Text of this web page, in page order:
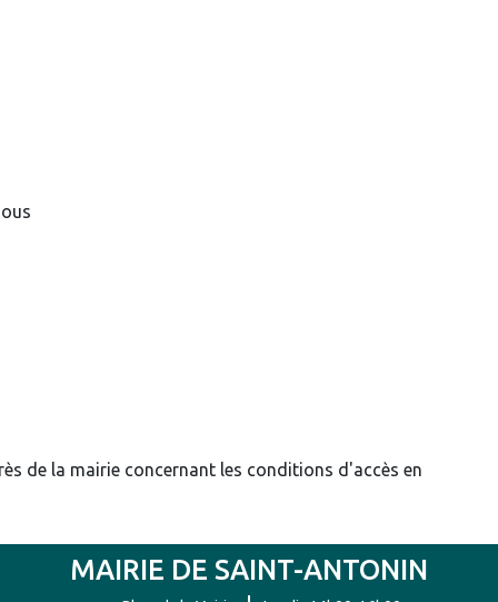
de la mairie concernant les conditions d'accès en
MAIRIE DE SAINT-ANTONIN